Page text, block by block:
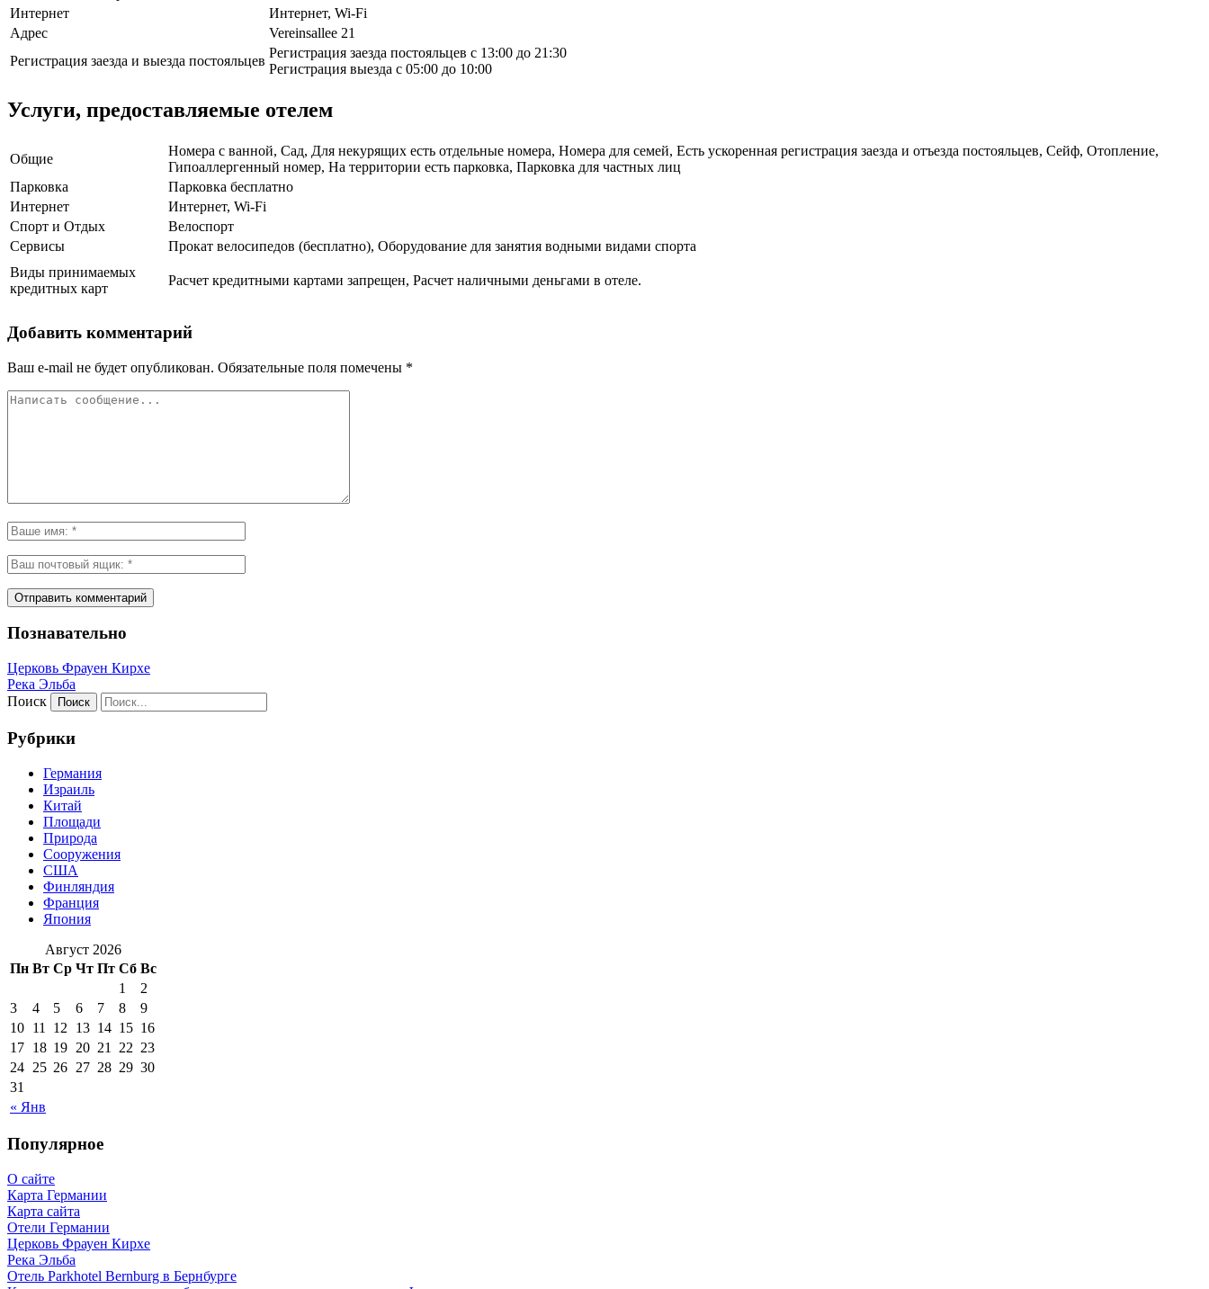
Интернет
Интернет, Wi-Fi
Адрес
Vereinsallee 21
Регистрация заезда и выезда постояльцев
Регистрация заезда постояльцев с 13:00 до 21:30
Регистрация выезда с 05:00 до 10:00
Услуги, предоставляемые отелем
Общие
Номера с ванной, Сад, Для некурящих есть отдельные номера, Номера для семей, Есть ускоренная регистрация заезда и отъезда постояльцев, Сейф, Отопление,
Гипоаллергенный номер, На территории есть парковка, Парковка для частных лиц
Парковка
Парковка бесплатно
Интернет
Интернет, Wi-Fi
Спорт и Отдых
Велоспорт
Сервисы
Прокат велосипедов (бесплатно), Оборудование для занятия водными видами спорта
Виды принимаемых
кредитных карт
Расчет кредитными картами запрещен, Расчет наличными деньгами в отеле.
Добавить комментарий
Ваш e-mail не будет опубликован. Обязательные поля помечены *
Познавательно
Церковь Фрауен Кирхе
Река Эльба
Поиск
Рубрики
Германия
Израиль
Китай
Площади
Природа
Сооружения
США
Финляндия
Франция
Япония
Август 2026
Пн Вт Ср Чт Пт Сб Вс
« Янв
1
2
3
4 5 6 7 8
9
10 11 12 13 14 15 16
17 18 19 20 21 22 23
24 25 26 27 28 29 30
31
Популярное
О сайте
Карта Германии
Карта сайта
Отели Германии
Церковь Фрауен Кирхе
Река Эльба
Отель Parkhotel Bernburg в Бернбурге